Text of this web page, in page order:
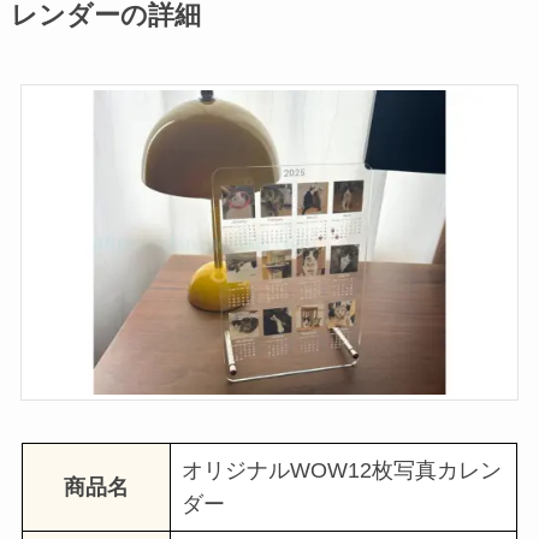
レンダーの詳細
商品名
オリジナルWOW12枚写真カレン
ダー